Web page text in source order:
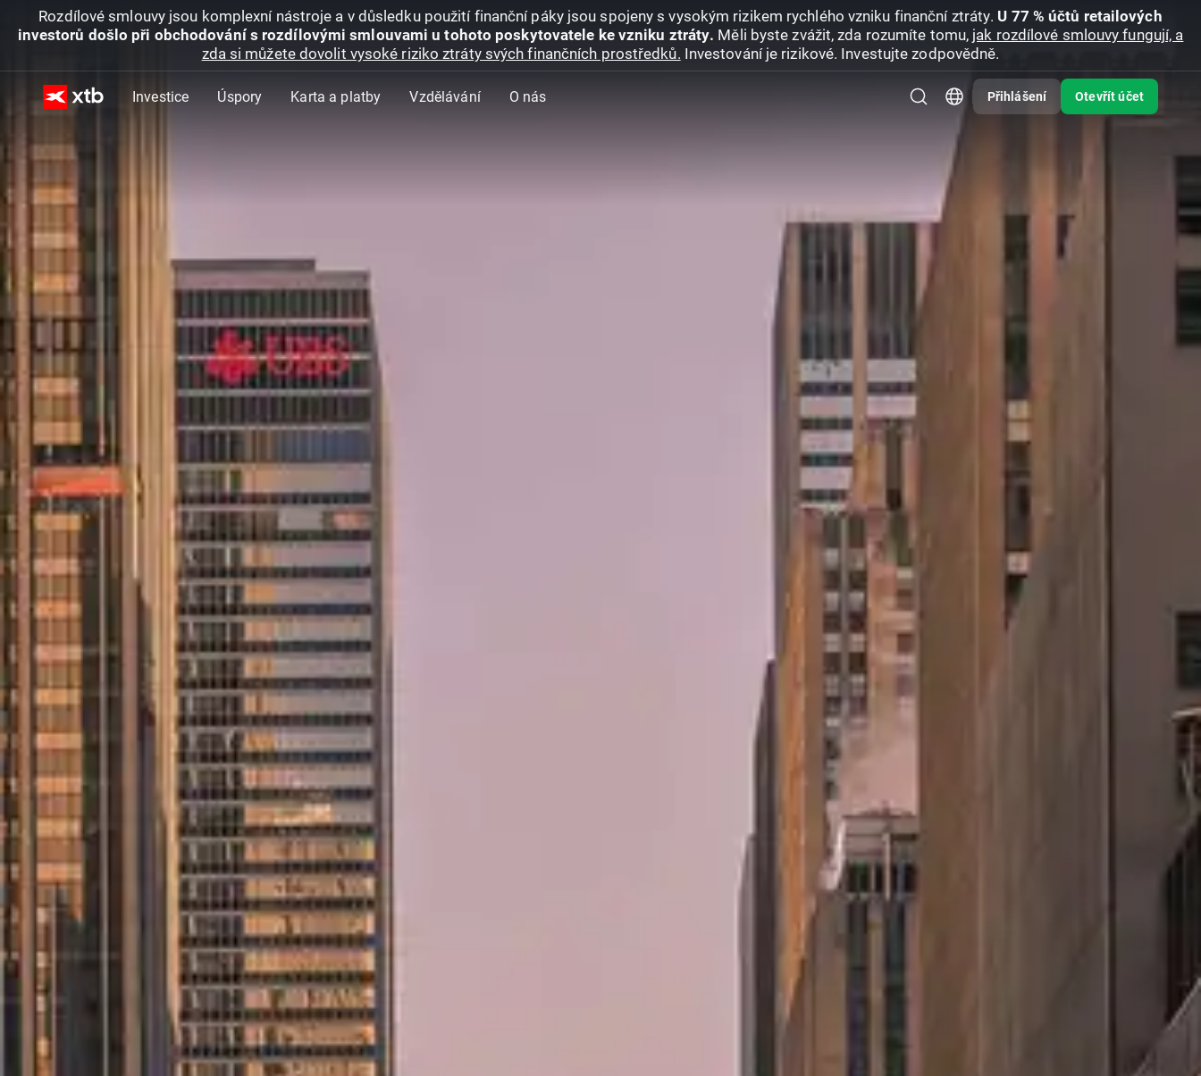
Rozdílové smlouvy jsou komplexní nástroje a v důsledku použití finanční páky jsou spojeny s vysokým rizikem rychlého vzniku finanční ztráty. U 77 % účtů retailových
investorů došlo při obchodování s rozdílovými smlouvami u tohoto poskytovatele ke vzniku ztráty. Měli byste zvážit, zda rozumíte tomu, jak rozdílové smlouvy fungují, a
zda si můžete dovolit vysoké riziko ztráty svých finančních prostředků. Investování je rizikové. Investujte zodpovědně.
Investice Úspory Karta a platby Vzdělávání O nás Přihlášení Otevřít účet